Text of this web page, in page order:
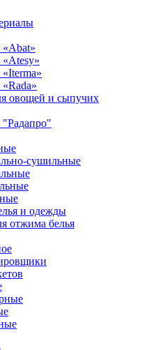
овощей и сыпучих
"Радапро"
сушильные
и одежды
отжима белья